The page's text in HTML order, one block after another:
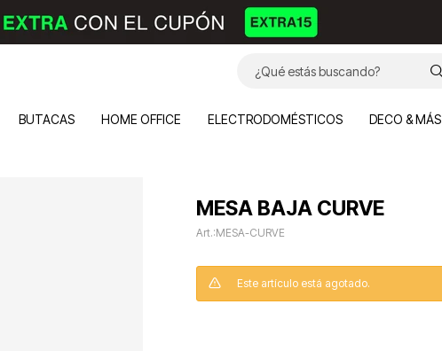
BUTACAS HOME OFFICE ELECTRODOMÉSTICOS DECO & MÁS
MESA BAJA CURVE
MESA-CURVE
Este artículo está agotado.